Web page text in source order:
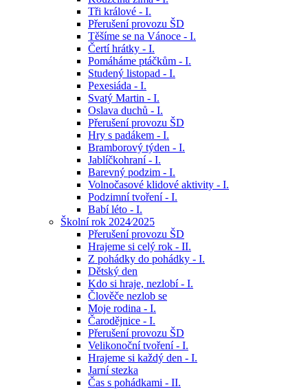
Tři králové - I.
Přerušení provozu ŠD
Těšíme se na Vánoce - I.
Čertí hrátky - I.
Pomáháme ptáčkům - I.
Studený listopad - I.
Pexesiáda - I.
Svatý Martin - I.
Oslava duchů - I.
Přerušení provozu ŠD
Hry s padákem - I.
Bramborový týden - I.
Jablíčkohraní - I.
Barevný podzim - I.
Volnočasové klidové aktivity - I.
Podzimní tvoření - I.
Babí léto - I.
Školní rok 2024⁄2025
Přerušení provozu ŠD
Hrajeme si celý rok - II.
Z pohádky do pohádky - I.
Dětský den
Kdo si hraje, nezlobí - I.
Člověče nezlob se
Moje rodina - I.
Čarodějnice - I.
Přerušení provozu ŠD
Velikonoční tvoření - I.
Hrajeme si každý den - I.
Jarní stezka
Čas s pohádkami - II.